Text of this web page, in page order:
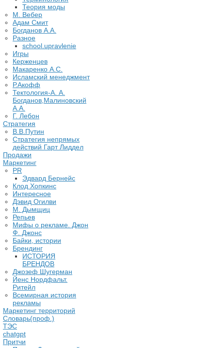
Теория моды
М. Вебер
Адам Смит
Богданов А.А.
Разное
school.upravlenie
Игры
Керженцев
Макаренко А.С.
Исламский менеджмент
Р.Акофф
Тектология-А. А.
Богданов,Малиновский
А.А.
​Г. Лебон
Стратегия
В.В.Путин
​Стратегия непрямых
действий Гарт Лиддел
Продажи
Маркетинг
PR
Эдвард Бернейс
Клод Хопкинс
Интересное
Дэвид Огилви
М. Дымщиц
Репьев
Мифы о рекламе. Джон
Ф. Джонс
Байки, истории
Брендинг
ИСТОРИЯ
БРЕНДОВ
Джозеф Шугерман
​Йенс Нордфальт.
Ритейл
Всемирная история
рекламы
Маркетинг территорий
Словарь(проф.)
ТЭС
chatgpt
Притчи